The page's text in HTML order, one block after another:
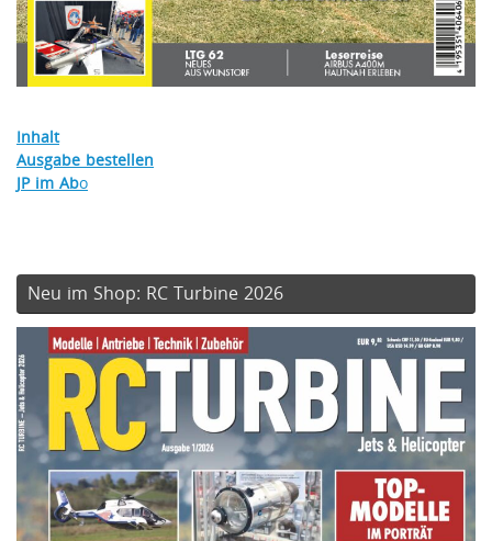
Inhalt
Ausgabe bestellen
JP im Abo
Neu im Shop: RC Turbine 2026